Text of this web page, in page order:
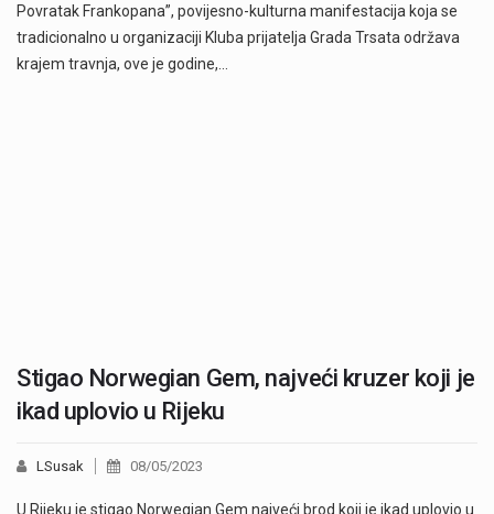
Povratak Frankopana”, povijesno-kulturna manifestacija koja se
tradicionalno u organizaciji Kluba prijatelja Grada Trsata održava
krajem travnja, ove je godine,…
Stigao Norwegian Gem, najveći kruzer koji je
ikad uplovio u Rijeku
LSusak 08/05/2023
U Rijeku je stigao Norwegian Gem najveći brod koji je ikad uplovio u